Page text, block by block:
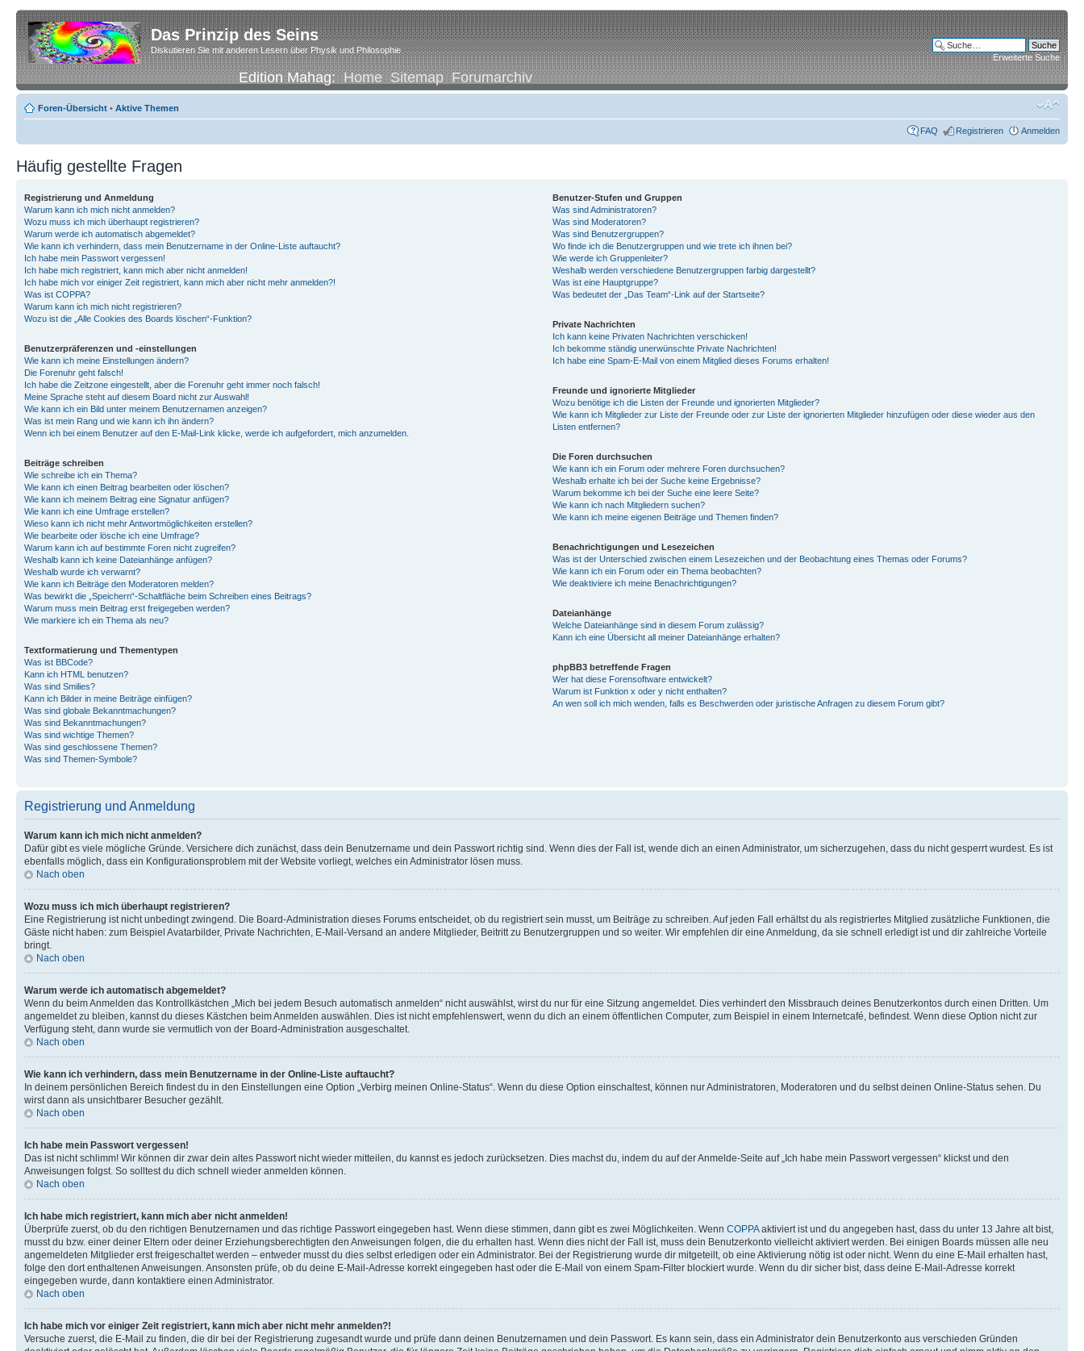
Das Prinzip des Seins
Diskutieren Sie mit anderen Lesern über Physik und Philosophie
Edition Mahag:Home Sitemap Forumarchiv
Erweiterte Suche
Foren-Übersicht • Aktive Themen
FAQ Registrieren Anmelden
Häufig gestellte Fragen
Registrierung und Anmeldung
Warum kann ich mich nicht anmelden?
Wozu muss ich mich überhaupt registrieren?
Warum werde ich automatisch abgemeldet?
Wie kann ich verhindern, dass mein Benutzername in der Online-Liste auftaucht?
Ich habe mein Passwort vergessen!
Ich habe mich registriert, kann mich aber nicht anmelden!
Ich habe mich vor einiger Zeit registriert, kann mich aber nicht mehr anmelden?!
Was ist COPPA?
Warum kann ich mich nicht registrieren?
Wozu ist die „Alle Cookies des Boards löschen“-Funktion?
Benutzerpräferenzen und -einstellungen
Wie kann ich meine Einstellungen ändern?
Die Forenuhr geht falsch!
Ich habe die Zeitzone eingestellt, aber die Forenuhr geht immer noch falsch!
Meine Sprache steht auf diesem Board nicht zur Auswahl!
Wie kann ich ein Bild unter meinem Benutzernamen anzeigen?
Was ist mein Rang und wie kann ich ihn ändern?
Wenn ich bei einem Benutzer auf den E-Mail-Link klicke, werde ich aufgefordert, mich anzumelden.
Beiträge schreiben
Wie schreibe ich ein Thema?
Wie kann ich einen Beitrag bearbeiten oder löschen?
Wie kann ich meinem Beitrag eine Signatur anfügen?
Wie kann ich eine Umfrage erstellen?
Wieso kann ich nicht mehr Antwortmöglichkeiten erstellen?
Wie bearbeite oder lösche ich eine Umfrage?
Warum kann ich auf bestimmte Foren nicht zugreifen?
Weshalb kann ich keine Dateianhänge anfügen?
Weshalb wurde ich verwarnt?
Wie kann ich Beiträge den Moderatoren melden?
Was bewirkt die „Speichern“-Schaltfläche beim Schreiben eines Beitrags?
Warum muss mein Beitrag erst freigegeben werden?
Wie markiere ich ein Thema als neu?
Textformatierung und Thementypen
Was ist BBCode?
Kann ich HTML benutzen?
Was sind Smilies?
Kann ich Bilder in meine Beiträge einfügen?
Was sind globale Bekanntmachungen?
Was sind Bekanntmachungen?
Was sind wichtige Themen?
Was sind geschlossene Themen?
Was sind Themen-Symbole?
Benutzer-Stufen und Gruppen
Was sind Administratoren?
Was sind Moderatoren?
Was sind Benutzergruppen?
Wo finde ich die Benutzergruppen und wie trete ich ihnen bei?
Wie werde ich Gruppenleiter?
Weshalb werden verschiedene Benutzergruppen farbig dargestellt?
Was ist eine Hauptgruppe?
Was bedeutet der „Das Team“-Link auf der Startseite?
Private Nachrichten
Ich kann keine Privaten Nachrichten verschicken!
Ich bekomme ständig unerwünschte Private Nachrichten!
Ich habe eine Spam-E-Mail von einem Mitglied dieses Forums erhalten!
Freunde und ignorierte Mitglieder
Wozu benötige ich die Listen der Freunde und ignorierten Mitglieder?
Wie kann ich Mitglieder zur Liste der Freunde oder zur Liste der ignorierten Mitglieder hinzufügen oder diese wieder aus den
Listen entfernen?
Die Foren durchsuchen
Wie kann ich ein Forum oder mehrere Foren durchsuchen?
Weshalb erhalte ich bei der Suche keine Ergebnisse?
Warum bekomme ich bei der Suche eine leere Seite?
Wie kann ich nach Mitgliedern suchen?
Wie kann ich meine eigenen Beiträge und Themen finden?
Benachrichtigungen und Lesezeichen
Was ist der Unterschied zwischen einem Lesezeichen und der Beobachtung eines Themas oder Forums?
Wie kann ich ein Forum oder ein Thema beobachten?
Wie deaktiviere ich meine Benachrichtigungen?
Dateianhänge
Welche Dateianhänge sind in diesem Forum zulässig?
Kann ich eine Übersicht all meiner Dateianhänge erhalten?
phpBB3 betreffende Fragen
Wer hat diese Forensoftware entwickelt?
Warum ist Funktion x oder y nicht enthalten?
An wen soll ich mich wenden, falls es Beschwerden oder juristische Anfragen zu diesem Forum gibt?
Registrierung und Anmeldung
Warum kann ich mich nicht anmelden?
Dafür gibt es viele mögliche Gründe. Versichere dich zunächst, dass dein Benutzername und dein Passwort richtig sind. Wenn dies der Fall ist, wende dich an einen Administrator, um sicherzugehen, dass du nicht gesperrt wurdest. Es ist
ebenfalls möglich, dass ein Konfigurationsproblem mit der Website vorliegt, welches ein Administrator lösen muss.
Nach oben
Wozu muss ich mich überhaupt registrieren?
Eine Registrierung ist nicht unbedingt zwingend. Die Board-Administration dieses Forums entscheidet, ob du registriert sein musst, um Beiträge zu schreiben. Auf jeden Fall erhältst du als registriertes Mitglied zusätzliche Funktionen, die
Gäste nicht haben: zum Beispiel Avatarbilder, Private Nachrichten, E-Mail-Versand an andere Mitglieder, Beitritt zu Benutzergruppen und so weiter. Wir empfehlen dir eine Anmeldung, da sie schnell erledigt ist und dir zahlreiche Vorteile
bringt.
Nach oben
Warum werde ich automatisch abgemeldet?
Wenn du beim Anmelden das Kontrollkästchen „Mich bei jedem Besuch automatisch anmelden“ nicht auswählst, wirst du nur für eine Sitzung angemeldet. Dies verhindert den Missbrauch deines Benutzerkontos durch einen Dritten. Um
angemeldet zu bleiben, kannst du dieses Kästchen beim Anmelden auswählen. Dies ist nicht empfehlenswert, wenn du dich an einem öffentlichen Computer, zum Beispiel in einem Internetcafé, befindest. Wenn diese Option nicht zur
Verfügung steht, dann wurde sie vermutlich von der Board-Administration ausgeschaltet.
Nach oben
Wie kann ich verhindern, dass mein Benutzername in der Online-Liste auftaucht?
In deinem persönlichen Bereich findest du in den Einstellungen eine Option „Verbirg meinen Online-Status“. Wenn du diese Option einschaltest, können nur Administratoren, Moderatoren und du selbst deinen Online-Status sehen. Du
wirst dann als unsichtbarer Besucher gezählt.
Nach oben
Ich habe mein Passwort vergessen!
Das ist nicht schlimm! Wir können dir zwar dein altes Passwort nicht wieder mitteilen, du kannst es jedoch zurücksetzen. Dies machst du, indem du auf der Anmelde-Seite auf „Ich habe mein Passwort vergessen“ klickst und den
Anweisungen folgst. So solltest du dich schnell wieder anmelden können.
Nach oben
Ich habe mich registriert, kann mich aber nicht anmelden!
Überprüfe zuerst, ob du den richtigen Benutzernamen und das richtige Passwort eingegeben hast. Wenn diese stimmen, dann gibt es zwei Möglichkeiten. Wenn COPPAaktiviert ist und du angegeben hast, dass du unter 13 Jahre alt bist,
musst du bzw. einer deiner Eltern oder deiner Erziehungsberechtigten den Anweisungen folgen, die du erhalten hast. Wenn dies nicht der Fall ist, muss dein Benutzerkonto vielleicht aktiviert werden. Bei einigen Boards müssen alle neu
angemeldeten Mitglieder erst freigeschaltet werden – entweder musst du dies selbst erledigen oder ein Administrator. Bei der Registrierung wurde dir mitgeteilt, ob eine Aktivierung nötig ist oder nicht. Wenn du eine E-Mail erhalten hast,
folge den dort enthaltenen Anweisungen. Ansonsten prüfe, ob du deine E-Mail-Adresse korrekt eingegeben hast oder die E-Mail von einem Spam-Filter blockiert wurde. Wenn du dir sicher bist, dass deine E-Mail-Adresse korrekt
eingegeben wurde, dann kontaktiere einen Administrator.
Nach oben
Ich habe mich vor einiger Zeit registriert, kann mich aber nicht mehr anmelden?!
Versuche zuerst, die E-Mail zu finden, die dir bei der Registrierung zugesandt wurde und prüfe dann deinen Benutzernamen und dein Passwort. Es kann sein, dass ein Administrator dein Benutzerkonto aus verschieden Gründen